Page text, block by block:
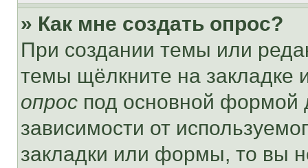
» Как мне создать опрос?
При создании темы или
темы щёлкните на
опрос под основной формой
зависимости от
закладки или формы, то вы